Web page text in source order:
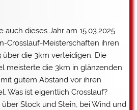
dieses Jahr am 15.03.2025
Crosslauf-Meisterschaften ihren
über die 3km verteidigen. Die
meisterte die 3km in glänzenden
gutem Abstand vor ihren
Was ist eigentlich Crosslauf?
Stock und Stein, bei Wind und